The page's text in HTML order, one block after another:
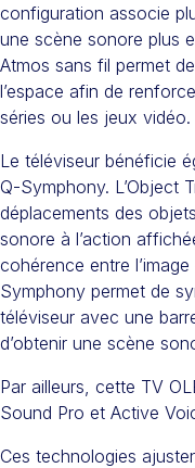
configuration associe
une scène sonore plus
Atmos sans fil permet
l’espace afin de
séries ou les jeux vidéo.
Le téléviseur bénéficie
Q-Symphony. L’Object
déplacements des
sonore à l’action
cohérence entre
Symphony permet de
téléviseur avec une
d’obtenir une scène
Par ailleurs, cette TV
Sound Pro et Active
Ces technologies